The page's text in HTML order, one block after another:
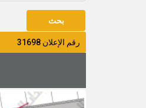
رقم الإعلان 31698